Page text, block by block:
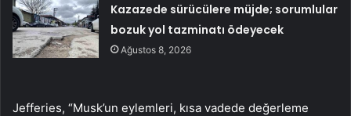
Kazazede sürücülere müjde; sorumlular
bozuk yol tazminatı ödeyecek
Ağustos 8, 2026
Jefferies, “Musk’un eylemleri, kısa vadede değerleme